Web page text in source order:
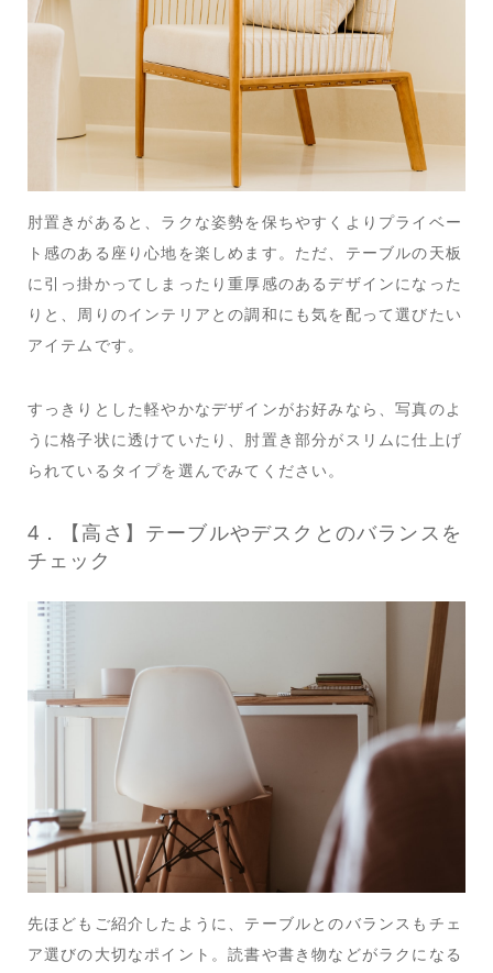
肘置きがあると、ラクな姿勢を保ちやすくよりプライベー
ト感のある座り心地を楽しめます。ただ、テーブルの天板
に引っ掛かってしまったり重厚感のあるデザインになった
りと、周りのインテリアとの調和にも気を配って選びたい
アイテムです。
すっきりとした軽やかなデザインがお好みなら、写真のよ
うに格子状に透けていたり、肘置き部分がスリムに仕上げ
られているタイプを選んでみてください。
4．【高さ】テーブルやデスクとのバランスを
チェック
先ほどもご紹介したように、テーブルとのバランスもチェ
ア選びの大切なポイント。読書や書き物などがラクになる